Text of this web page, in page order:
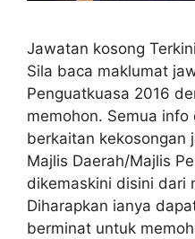
Jawatan kosong
Sila baca maklumat
Penguatkuasa 2016
memohon. Semua
berkaitan kekosongan
Majlis Daerah/Majlis
dikemaskini disini dari
Diharapkan ianya
berminat untuk